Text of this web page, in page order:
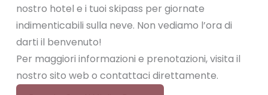
nostro hotel e i tuoi skipass per giornate
indimenticabili sulla neve. Non vediamo l’ora di
darti il benvenuto!
Per maggiori informazioni e prenotazioni, visita il
nostro sito web o contattaci direttamente.